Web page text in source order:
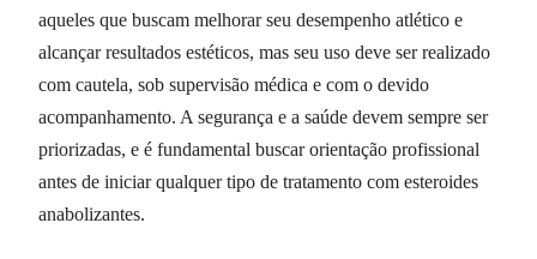
aqueles que buscam melhorar seu desempenho atlético e
alcançar resultados estéticos, mas seu uso deve ser realizado
com cautela, sob supervisão médica e com o devido
acompanhamento. A segurança e a saúde devem sempre ser
priorizadas, e é fundamental buscar orientação profissional
antes de iniciar qualquer tipo de tratamento com esteroides
anabolizantes.